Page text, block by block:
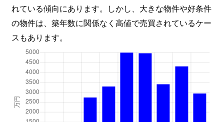
れている傾向にあります。しかし、大きな物件や好条件
の物件は、築年数に関係なく高値で売買されているケー
スもあります。